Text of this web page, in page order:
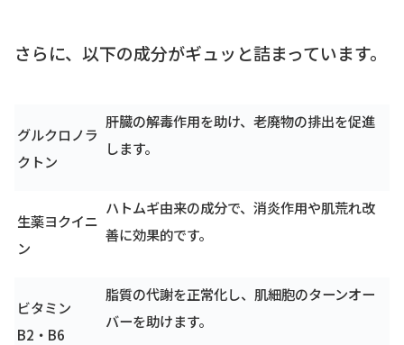
さらに、以下の成分がギュッと詰まっています。
グルクロノラ
クトン
肝臓の解毒作用を助け、老廃物の排出を促進
します。
生薬ヨクイニ
ン
ハトムギ由来の成分で、消炎作用や肌荒れ改
善に効果的です。
ビタミン
B2・B6
脂質の代謝を正常化し、肌細胞のターンオー
バーを助けます。